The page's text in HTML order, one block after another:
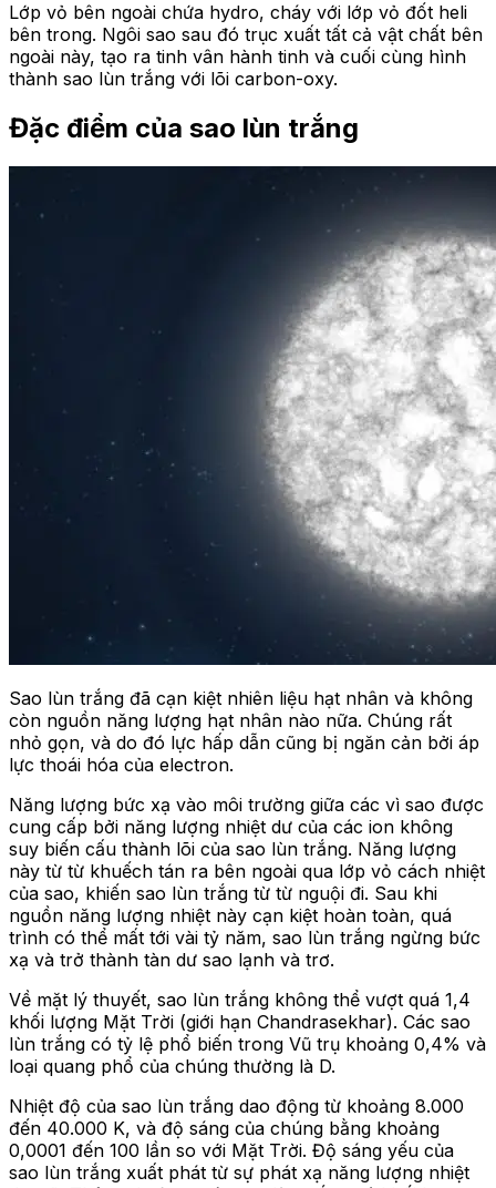
Lớp vỏ bên ngoài chứa hydro, cháy với lớp vỏ đốt heli
bên trong. Ngôi sao sau đó trục xuất tất cả vật chất bên
ngoài này, tạo ra tinh vân hành tinh và cuối cùng hình
thành sao lùn trắng với lõi carbon-oxy.
Đặc điểm của sao lùn trắng
Sao lùn trắng đã cạn kiệt nhiên liệu hạt nhân và không
còn nguồn năng lượng hạt nhân nào nữa. Chúng rất
nhỏ gọn, và do đó lực hấp dẫn cũng bị ngăn cản bởi áp
lực thoái hóa của electron.
Năng lượng bức xạ vào môi trường giữa các vì sao được
cung cấp bởi năng lượng nhiệt dư của các ion không
suy biến cấu thành lõi của sao lùn trắng. Năng lượng
này từ từ khuếch tán ra bên ngoài qua lớp vỏ cách nhiệt
của sao, khiến sao lùn trắng từ từ nguội đi. Sau khi
nguồn năng lượng nhiệt này cạn kiệt hoàn toàn, quá
trình có thể mất tới vài tỷ năm, sao lùn trắng ngừng bức
xạ và trở thành tàn dư sao lạnh và trơ.
Về mặt lý thuyết, sao lùn trắng không thể vượt quá 1,4
khối lượng Mặt Trời (giới hạn Chandrasekhar). Các sao
lùn trắng có tỷ lệ phổ biến trong Vũ trụ khoảng 0,4% và
loại quang phổ của chúng thường là D.
Nhiệt độ của sao lùn trắng dao động từ khoảng 8.000
đến 40.000 K, và độ sáng của chúng bằng khoảng
0,0001 đến 100 lần so với Mặt Trời. Độ sáng yếu của
sao lùn trắng xuất phát từ sự phát xạ năng lượng nhiệt